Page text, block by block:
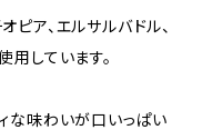
ア、エルサルバドル、
しています。
な味わいが口いっぱい